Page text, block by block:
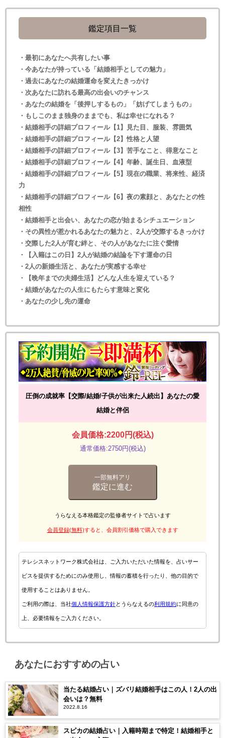
鑑定項目一覧
・最初にあなたへ共有したい事
・今あなたが持っている「結婚相手としての魅力」
・過去にあなたの結婚運命を変えたきっかけ
・次あなたに訪れる最高の出会いのチャンス
・あなたの結婚を「後押しするもの」「妨げてしまうもの」
・もしこのまま独身のままでも、私は幸せになれる？
・結婚相手の詳細プロフィール【1】見た目、服装、雰囲気
・結婚相手の詳細プロフィール【2】性格と人望
・結婚相手の詳細プロフィール【3】苦手なこと、得意なこと
・結婚相手の詳細プロフィール【4】年齢、誕生日、血液型
・結婚相手の詳細プロフィール【5】現在の職業、将来性、経済
力
・結婚相手の詳細プロフィール【6】夜の素顔と、あなたとの性
相性
・結婚相手と出会い、あなたの恋が始まるシチュエーション
・その異性が惹かれるあなたの魅力と、2人が交際するきっかけ
・交際した2人が育む絆と、その人があなたに注ぐ愛情
・【入籍はこの日】2人が結婚の結論を下す運命の日
・2人の新婚生活と、あなたが実感する幸せ
・【晩年までの夫婦生活】どんな人生を迎えている？
・結婚があなたの人生にもたらす意味と変化
・あなたの少し先の運命
圧倒の成就率【交際/結婚/子供が出来た人続出】あなたの愛
結婚と伴侶
会員価格:2200円(税込)
通常価格:2750円(税込)
一部無料アリ
鑑定に進む
うらなえる本格鑑定の監修者サイトで占います
会員登録(無料)すると、会員割引価格で購入できます
テレシスネットワーク株式会社は、ご入力いただいた情報を、占いサー
ビスを提供するためにのみ使用し、情報の蓄積を行ったり、他の目的で
使用することはありません。
ご利用の際は、当社個人情報保護方針とうらなえるの利用規約に同意の
上、必要情報をご入力ください。
あなたにおすすめの占い
当たる結婚占い｜ズバリ結婚相手はこの人！2人の出
会いは？無料
2022.8.16
スピカの結婚占い｜入籍時期まで特定！結婚相手と